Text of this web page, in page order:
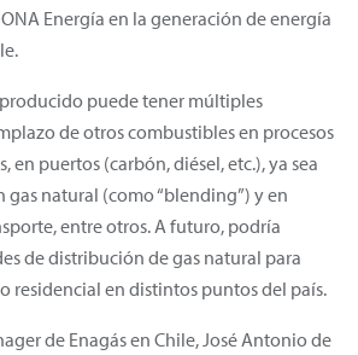
Energía en la generación de energía
puede tener múltiples
de otros combustibles en procesos
en puertos (carbón, diésel, etc.), ya sea
gas natural (como “blending”) y en
entre otros. A futuro, podría
de distribución de gas natural para
residencial en distintos puntos del país.
de Enagás en Chile, José Antonio de